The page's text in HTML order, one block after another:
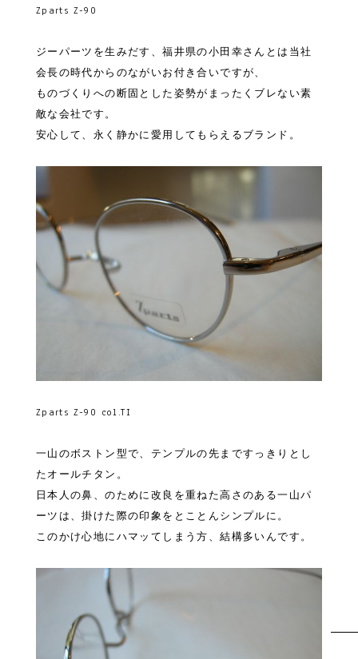
Zparts Z-90
ジーパーツを生みだす、福井県の小田幸さんとは当社
会長の時代からのながいお付き合いですが、
ものづくりへの断固とした姿勢がまったくブレない素
敵な会社です。
安心して、永く静かに愛用してもらえるブランド。
Zparts Z-90 col.TI
一山のボストン型で、テンプルの先まですっきりとし
たオールチタン。
日本人の鼻、のために改良を重ねた高さのある一山パ
ーツは、掛けた際の印象をとことんシンプルに。
このかけ心地にハマッてしまう方、結構多いんです。